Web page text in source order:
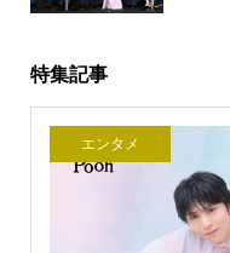
特集記事
エンタメ